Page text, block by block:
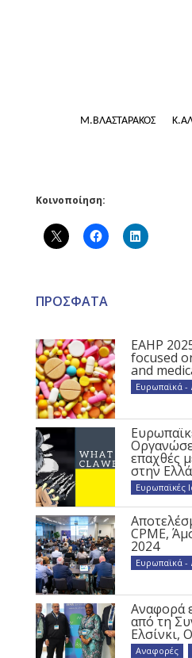
Μ.ΒΛΑΣΤΑΡΑΚΟΣ
Κοινοποίηση:
ΠΡΟΣΦΑΤΑ
EAHP
focused
and
Ευρωπαϊκά -
επαχθές
στην
Ευρωπαϊκές
CPME,
2024
Ευρωπαϊκά -
Αναφορά
από τη
Ελσίνκι,
Αναφορές